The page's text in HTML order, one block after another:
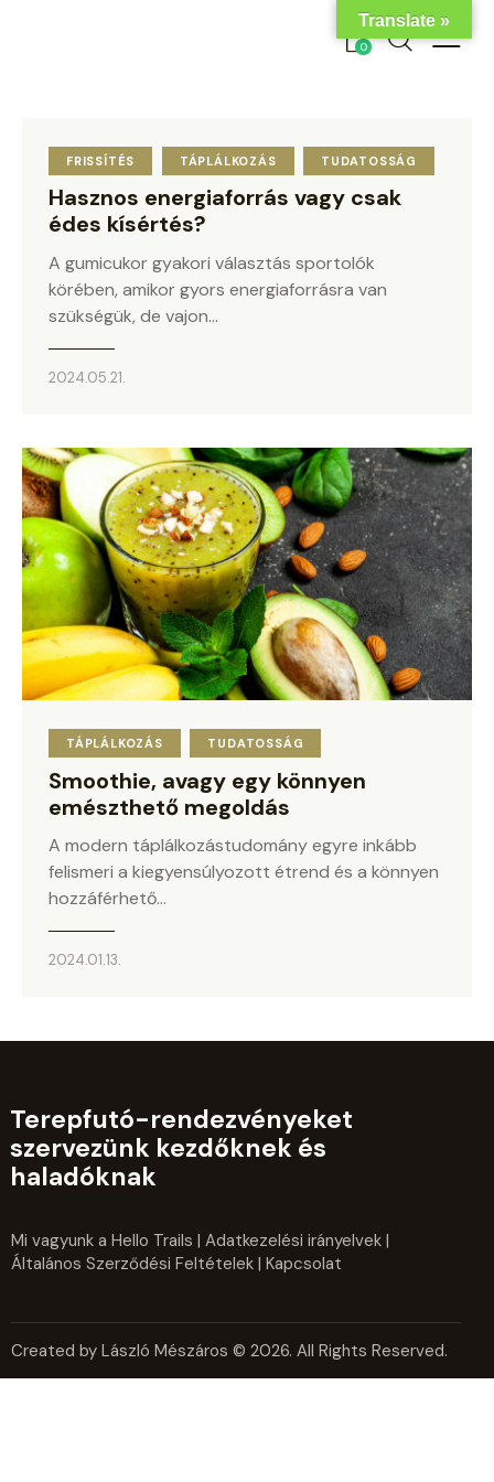
0
FRISSÍTÉS TÁPLÁLKOZÁS TUDATOSSÁG
Hasznos energiaforrás vagy csak
édes kísértés?
A gumicukor gyakori választás sportolók
körében, amikor gyors energiaforrásra van
szükségük, de vajon…
2024.05.21.
TÁPLÁLKOZÁS TUDATOSSÁG
Smoothie, avagy egy könnyen
emészthető megoldás
A modern táplálkozástudomány egyre inkább
felismeri a kiegyensúlyozott étrend és a könnyen
hozzáférhető…
2024.01.13.
Terepfutó-rendezvényeket
szervezünk kezdőknek és
haladóknak
Mi vagyunk a Hello Trails | Adatkezelési irányelvek |
Általános Szerződési Feltételek | Kapcsolat
Created by László Mészáros © 2026. All Rights Reserved.
Translate »